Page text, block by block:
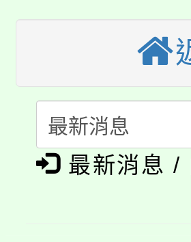
視費優惠，
半價優惠，
者。
大園自造教
份教師增能
大溪自造教
份教師研習
淨零綠生活
會
115年食農
程
「本色祭」
最新消息 /